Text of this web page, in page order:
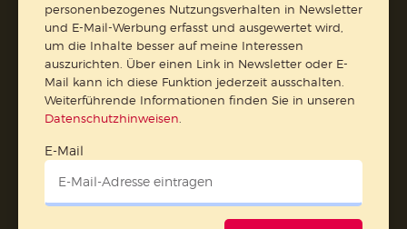
Nach oben
personenbezogenes Nutzungsverhalten in Newsletter
und E-Mail-Werbung erfasst und ausgewertet wird,
um die Inhalte besser auf meine Interessen
auszurichten. Über einen Link in Newsletter oder E-
Mail kann ich diese Funktion jederzeit ausschalten.
Weiterführende Informationen finden Sie in unseren
Datenschutzhinweisen
E-Mail